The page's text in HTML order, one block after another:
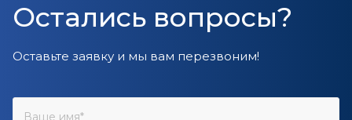
Остались вопросы?
Оставьте заявку и мы вам перезвоним!